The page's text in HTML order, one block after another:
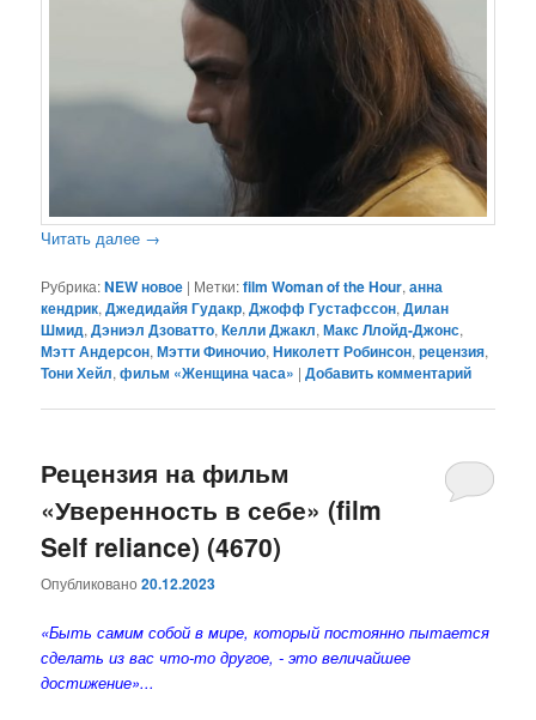
Читать далее →
Рубрика:NEW новое | Метки:film Woman of the Hour,анна
кендрик,Джедидайя Гудакр,Джофф Густафссон,Дилан
Шмид,Дэниэл Дзоватто,Келли Джакл,Макс Ллойд-Джонс,
Мэтт Андерсон,Мэтти Финочио,Николетт Робинсон,рецензия,
Тони Хейл,фильм «Женщина часа» |Добавить комментарий
Рецензия на фильм
«Уверенность в себе» (film
Self reliance) (4670)
Опубликовано20.12.2023
«Быть ​​самим собой в мире, который постоянно пытается
сделать из вас что-то другое, - это величайшее
достижение»...